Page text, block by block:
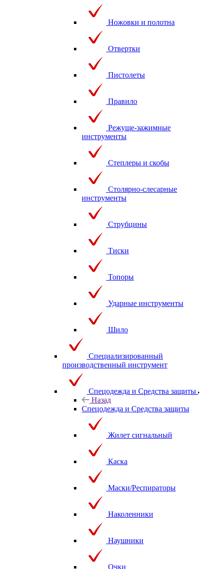
Ножовки и полотна
Отвертки
Пистолеты
Правило
Режуще-зажимные
инструменты
Степлеры и скобы
Столярно-слесарные
инструменты
Струбцины
Тиски
Топоры
Ударные инструменты
Шило
Специализированный
производственный инструмент
Спецодежда и Средства защиты
Назад
Спецодежда и Средства защиты
Жилет сигнальный
Каска
Маски/Респираторы
Наколенники
Наушники
Очки